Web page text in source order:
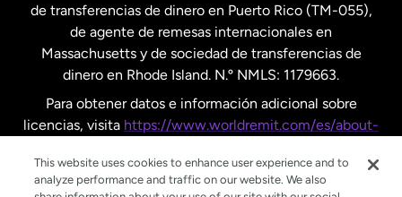
de transferencias de dinero en Puerto Rico (TM-055),
de agente de remesas internacionales en
Massachusetts y de sociedad de transferencias de
dinero en Rhode Island. N.º NMLS: 1179663.
Para obtener datos e información adicional sobre
licencias, visita https://www.worldremit.com/es/about-
This website uses cookies to enhance user experience and to
analyze performance and traffic on our website. We also